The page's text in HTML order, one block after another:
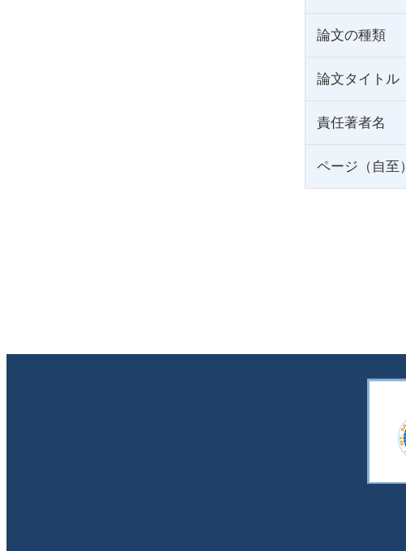
論文の種類
論文タイトル
責任著者名
ページ（自至）